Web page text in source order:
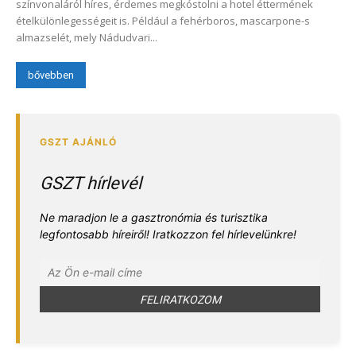
színvonaláról híres, érdemes megkóstolni a hotel éttermének
ételkülönlegességeit is. Például a fehérboros, mascarpone-s
almazselét, mely Nádudvari...
bővebben
GSZT hírlevél
Ne maradjon le a gasztronómia és turisztika
legfontosabb híreiről! Iratkozzon fel hírlevelünkre!